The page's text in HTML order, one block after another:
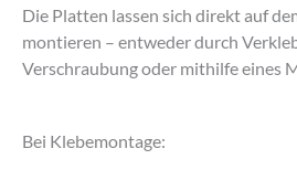
Die Platten lassen sich direkt auf
montieren – entweder durch
Verschraubung oder mithilfe eines
Bei Klebemontage: